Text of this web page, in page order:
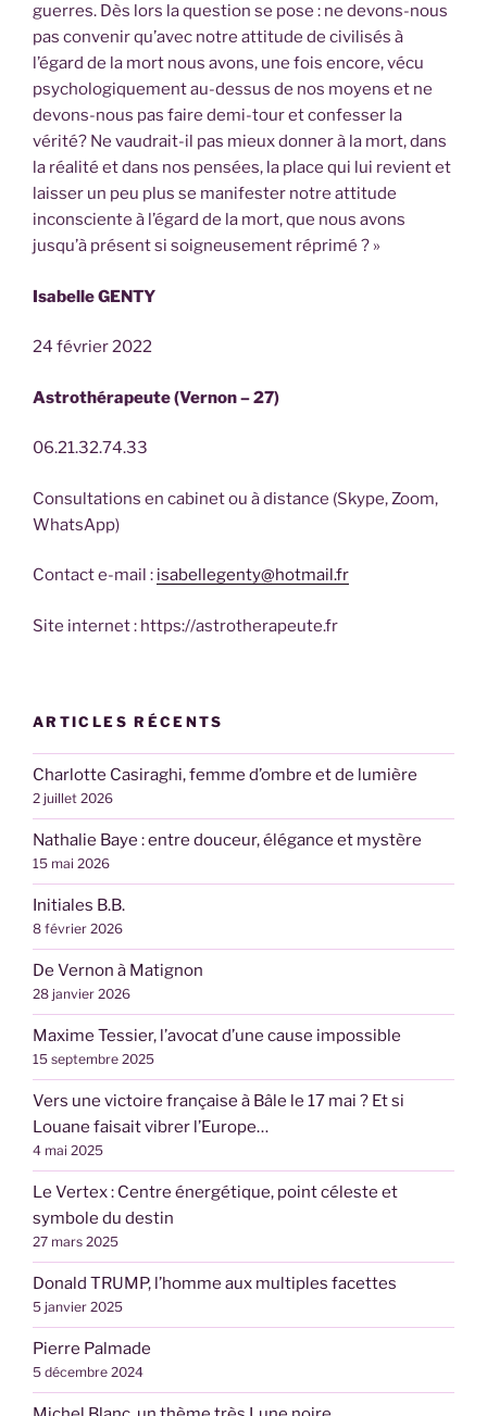
guerres. Dès lors la question se pose : ne devons-nous
pas convenir qu’avec notre attitude de civilisés à
l’égard de la mort nous avons, une fois encore, vécu
psychologiquement au-dessus de nos moyens et ne
devons-nous pas faire demi-tour et confesser la
vérité? Ne vaudrait-il pas mieux donner à la mort, dans
la réalité et dans nos pensées, la place qui lui revient et
laisser un peu plus se manifester notre attitude
inconsciente à l’égard de la mort, que nous avons
jusqu’à présent si soigneusement réprimé ? »
Isabelle GENTY
24 février 2022
Astrothérapeute (Vernon – 27)
06.21.32.74.33
Consultations en cabinet ou à distance (Skype, Zoom,
WhatsApp)
Contact e-mail : isabellegenty@hotmail.fr
Site internet : https://astrotherapeute.fr
ARTICLES RÉCENTS
Charlotte Casiraghi, femme d’ombre et de lumière
2 juillet 2026
Nathalie Baye : entre douceur, élégance et mystère
15 mai 2026
Initiales B.B.
8 février 2026
De Vernon à Matignon
28 janvier 2026
Maxime Tessier, l’avocat d’une cause impossible
15 septembre 2025
Vers une victoire française à Bâle le 17 mai ? Et si
Louane faisait vibrer l’Europe…
4 mai 2025
Le Vertex : Centre énergétique, point céleste et
symbole du destin
27 mars 2025
Donald TRUMP, l’homme aux multiples facettes
5 janvier 2025
Pierre Palmade
5 décembre 2024